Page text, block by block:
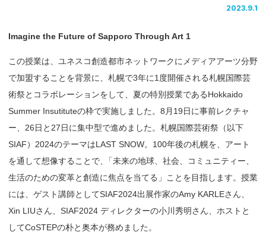
2023.9.1
Imagine the Future of Sapporo Through Art 1
この授業は、ユネスコ創造都市ネットワークにメディアアーツ分野
で加盟することを背景に、札幌で3年に1度開催される札幌国際芸
術祭とコラボレーションをして、夏の特別授業であるHokkaido
Summer Insutituteの枠で実施しました。8月19日に事前レクチャ
ー、26日と27日に集中型で進めました。札幌国際芸術祭（以下
SIAF）2024のテーマはLAST SNOW。100年後の札幌を、アート
を通して想像することで
「未来の地球、社会、コミュニティー、
生活のための変革と創造に焦点を当てる」ことを目指します。授業
には、ゲスト講師としてSIAF2024出展作家のAmy KARLEさん、
Xin LIUさん、SIAF2024 ディレクターの小川秀明さん、ホストと
してCoSTEPの朴と奥本が務めました。